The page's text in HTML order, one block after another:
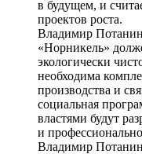
в будущем, и
проектов роста.
Владимир Потанин
«Норникель»
экологически
необходима
производства и
социальная
властями будут
и
Владимир Потанин